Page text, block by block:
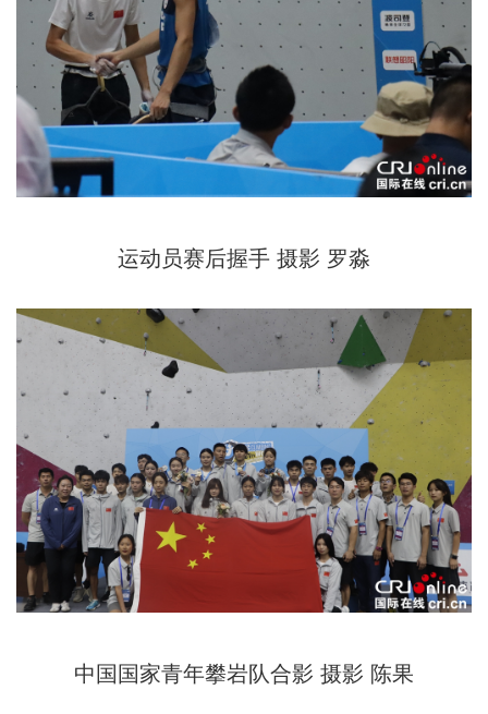
运动员赛后握手 摄影 罗淼
中国国家青年攀岩队合影 摄影 陈果